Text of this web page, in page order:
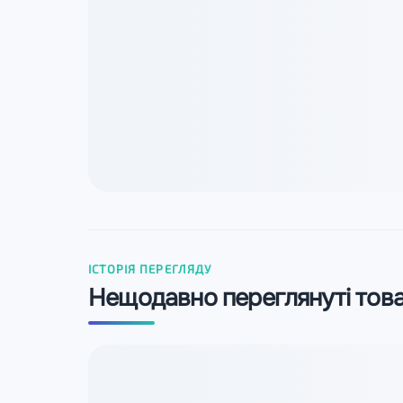
ІСТОРІЯ ПЕРЕГЛЯДУ
Нещодавно переглянуті